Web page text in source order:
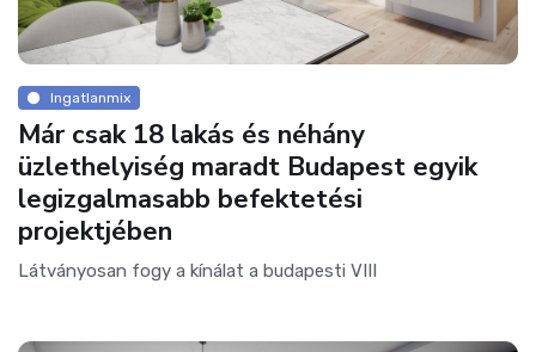
Ingatlanmix
Már csak 18 lakás és néhány
üzlethelyiség maradt Budapest egyik
legizgalmasabb befektetési
projektjében
Látványosan fogy a kínálat a budapesti VIII